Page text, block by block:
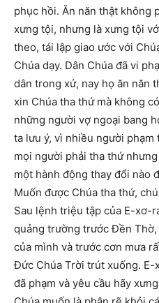
phục hồi. Ăn năn thật không
xưng tội, nhưng là xưng tội
theo, tái lập giao ước với
Chúa dạy. Dân Chúa đã vi
dân trong xứ, nay họ ăn năn
xin Chúa tha thứ mà không
những người vợ ngoại bang
ta lưu ý, vì nhiều người
mọi người phải tha thứ
một hành động thay đổi nào
Muốn được Chúa tha thứ,
Sau lệnh triệu tập của E-xơ-
quảng trường trước Đền
của mình và trước cơn mưa
Đức Chúa Trời trút xuống.
đã phạm và yêu cầu hãy